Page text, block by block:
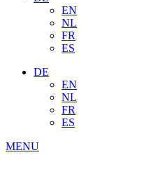
EN
NL
FR
ES
DE
EN
NL
FR
ES
MENU